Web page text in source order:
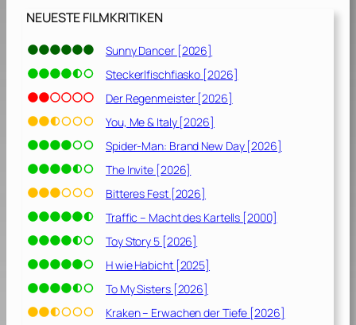
NEUESTE FILMKRITIKEN
Sunny Dancer [2026]
Steckerlfischfiasko [2026]
Der Regenmeister [2026]
You, Me & Italy [2026]
Spider-Man: Brand New Day [2026]
The Invite [2026]
Bitteres Fest [2026]
Traffic – Macht des Kartells [2000]
Toy Story 5 [2026]
H wie Habicht [2025]
To My Sisters [2026]
Kraken – Erwachen der Tiefe [2026]